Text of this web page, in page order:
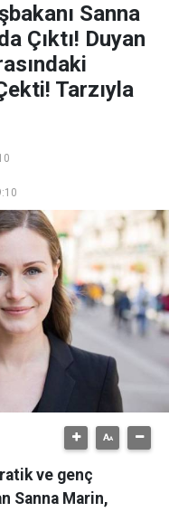
Sanna
Çıktı! Duyan
Tarzıyla
ve genç
Sanna Marin,